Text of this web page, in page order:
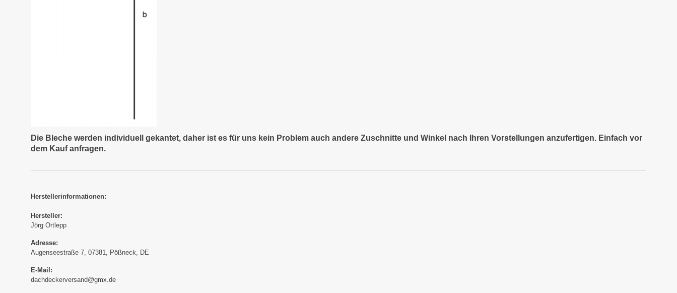
Die Bleche werden individuell gekantet, daher ist es für uns kein Problem auch andere Zuschnitte und Winkel nach Ihren Vorstellungen anzufertigen. Einfach vor
dem Kauf anfragen.
Herstellerinformationen:
Hersteller:
Jörg Ortlepp
Adresse:
Augenseestraße 7, 07381, Pößneck, DE
E-Mail:
dachdeckerversand@gmx.de